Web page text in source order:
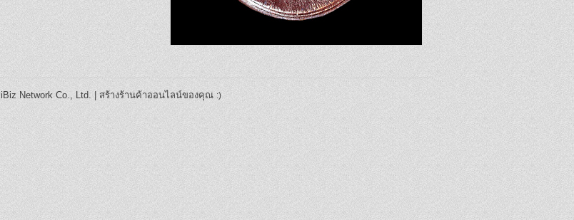
iBiz Network Co., Ltd. สร้างร้านค้าออนไลน์ของคุณ :)